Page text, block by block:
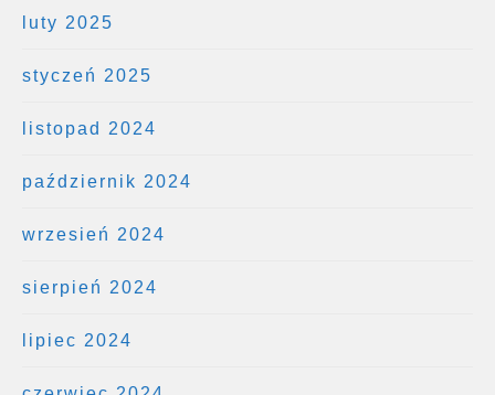
luty 2025
styczeń 2025
listopad 2024
październik 2024
wrzesień 2024
sierpień 2024
lipiec 2024